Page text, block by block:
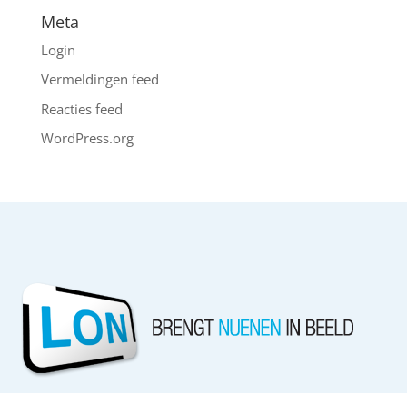
Meta
Login
Vermeldingen feed
Reacties feed
WordPress.org